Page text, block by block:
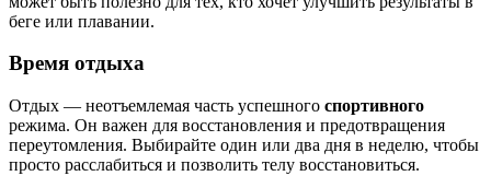
беге или плавании.
Время отдыха
Отдых — неотъемлемая часть успешного спортивного
режима. Он важен для восстановления и предотвращения
переутомления. Выбирайте один или два дня в неделю, чтобы
просто расслабиться и позволить телу восстановиться.